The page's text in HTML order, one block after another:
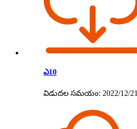
ఎ10
విడుదల సమయం: 2022/12/21